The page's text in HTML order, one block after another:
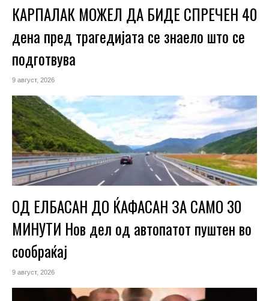
КАРПАЛАК МОЖЕЛ ДА БИДЕ СПРЕЧЕН 40
дена пред трагедијата се знаело што се
подготвува
9 август, 2026
ОД ЕЛБАСАН ДО ЌАФАСАН ЗА САМО 30
МИНУТИ Нов дел од автопатот пуштен во
сообраќај
9 август, 2026